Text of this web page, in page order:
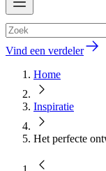
Vind een verdeler
Home
Inspiratie
Het perfecte